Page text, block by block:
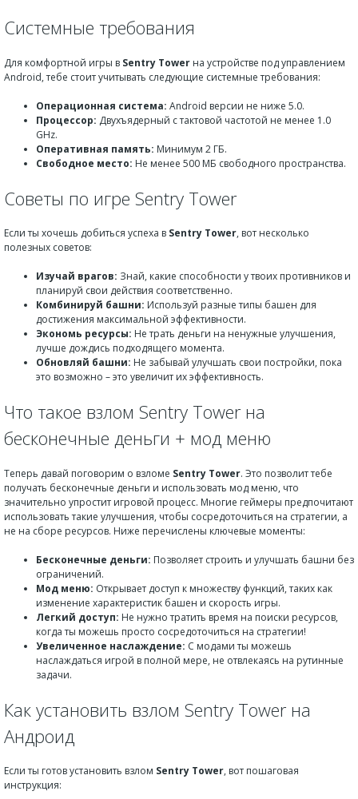
Системные требования
Для комфортной игры в Sentry Tower на устройстве под управлением
Android, тебе стоит учитывать следующие системные требования:
Операционная система: Android версии не ниже 5.0.
Процессор: Двухъядерный с тактовой частотой не менее 1.0
GHz.
Оперативная память: Минимум 2 ГБ.
Свободное место: Не менее 500 МБ свободного пространства.
Советы по игре Sentry Tower
Если ты хочешь добиться успеха в Sentry Tower, вот несколько
полезных советов:
Изучай врагов: Знай, какие способности у твоих противников и
планируй свои действия соответственно.
Комбинируй башни: Используй разные типы башен для
достижения максимальной эффективности.
Экономь ресурсы: Не трать деньги на ненужные улучшения,
лучше дождись подходящего момента.
Обновляй башни: Не забывай улучшать свои постройки, пока
это возможно – это увеличит их эффективность.
Что такое взлом Sentry Tower на
бесконечные деньги + мод меню
Теперь давай поговорим о взломе Sentry Tower. Это позволит тебе
получать бесконечные деньги и использовать мод меню, что
значительно упростит игровой процесс. Многие геймеры предпочитают
использовать такие улучшения, чтобы сосредоточиться на стратегии, а
не на сборе ресурсов. Ниже перечислены ключевые моменты:
Бесконечные деньги: Позволяет строить и улучшать башни без
ограничений.
Мод меню: Открывает доступ к множеству функций, таких как
изменение характеристик башен и скорость игры.
Легкий доступ: Не нужно тратить время на поиски ресурсов,
когда ты можешь просто сосредоточиться на стратегии!
Увеличенное наслаждение: С модами ты можешь
наслаждаться игрой в полной мере, не отвлекаясь на рутинные
задачи.
Как установить взлом Sentry Tower на
Андроид
Если ты готов установить взлом Sentry Tower, вот пошаговая
инструкция: